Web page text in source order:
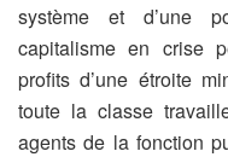
système et d’une
capitalisme en crise
profits d’une étroite
toute la classe
agents de la fonction